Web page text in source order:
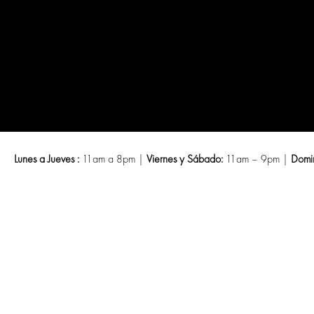
Lunes a Jueves :11am a 8pm | Viernes y Sábado:11am – 9pm |